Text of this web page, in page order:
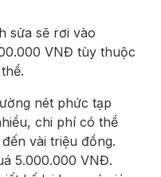
sửa sẽ rơi vào
VNĐ tùy thuộc
nét phức tạp
chi phí có thể
vài triệu đồng.
5.000.000 VNĐ.